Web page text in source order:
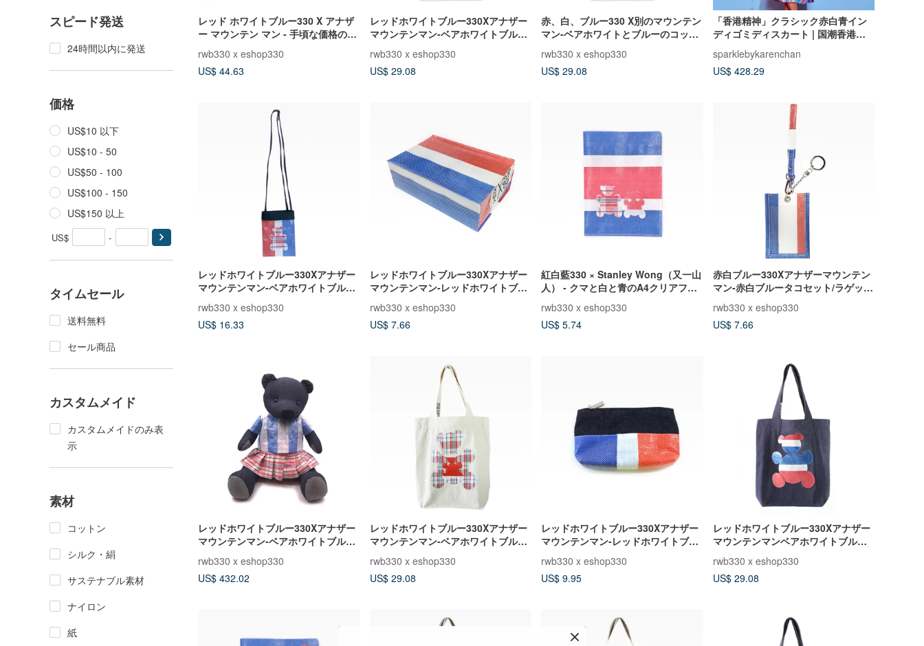
スピード発送
24時間以内に発送
価格
US$10 以下
US$10 - 50
US$50 - 100
US$100 - 150
US$150 以上
US$ -
タイムセール
送料無料
セール商品
カスタムメイド
カスタムメイドのみ表
示
素材
コットン
シルク・絹
サステナブル素材
ナイロン
紙
レッド ホワイトブルー330 X アナザ
ー マウンテン マン - 手頃な価格のス
rwb330 x eshop330
US$ 44.63
レッドホワイトブルー330Xアナザー
マウンテンマン-ベアホワイトブルー
ック
rwb330 x eshop330
US$ 29.08
赤、白、ブルー330 X別のマウンテン
マン-ベアホワイトとブルーのコット
ン
rwb330 x eshop330
US$ 29.08
「香港精神」クラシック赤白青イン
ディゴミディスカート | 国潮香港ス
ン
sparklebykarenchan
US$ 428.29
レッドホワイトブルー330Xアナザー
マウンテンマン-ベアホワイトブルー
電話ポーチ
rwb330 x eshop330
US$ 16.33
レッドホワイトブルー330Xアナザー
マウンテンマン-レッドホワイトブル
ーティッシュカバー（小）
rwb330 x eshop330
US$ 7.66
紅白藍330 × Stanley Wong（又一山
人） - クマと白と青のA4クリアファ
イル（クマの双子）
rwb330 x eshop330
US$ 5.74
赤白ブルー330Xアナザーマウンテン
マン-赤白ブルータコセット/ラゲッジ
タグ
rwb330 x eshop330
US$ 7.66
レッドホワイトブルー330Xアナザー
マウンテンマン-ベアホワイトブルー
HONGKONG HAND IN
HAND（Girls）Limited
rwb330 x eshop330
US$ 432.02
レッドホワイトブルー330Xアナザー
マウンテンマン-ベアホワイトブルー
コットンバッグD（ボーイベア）チェ
ッカー
rwb330 x eshop330
US$ 29.08
レッドホワイトブルー330Xアナザー
マウンテンマン-レッドホワイトブル
ーユニバーサルバッグ
rwb330 x eshop330
US$ 9.95
レッドホワイトブルー330Xアナザー
マウンテンマンベアホワイトブルー
デニムバッグA（ビッグベア）横柄
rwb330 x eshop330
US$ 29.08